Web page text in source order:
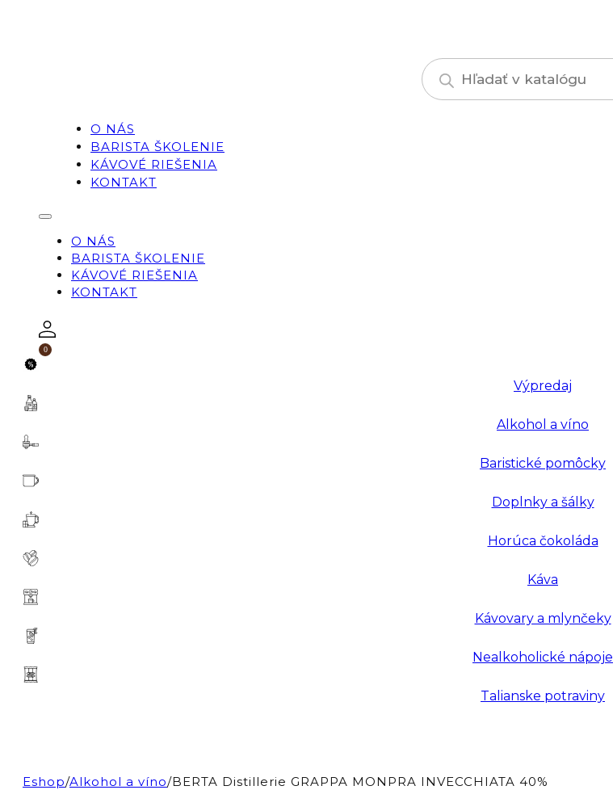
Products
search
O NÁS
BARISTA ŠKOLENIE
KÁVOVÉ RIEŠENIA
KONTAKT
O NÁS
BARISTA ŠKOLENIE
KÁVOVÉ RIEŠENIA
KONTAKT
0
Výpredaj
Alkohol a víno
Baristické pomôcky
Doplnky a šálky
Horúca čokoláda
Káva
Kávovary a mlynčeky
Nealkoholické nápoje
Talianske potraviny
Eshop/Alkohol a víno/BERTA Distillerie GRAPPA MONPRA INVECCHIATA 40%